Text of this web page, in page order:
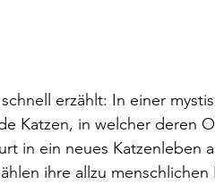
erzählt: In einer
Katzen, in welcher deren
in ein neues Katzenleben
ihre allzu